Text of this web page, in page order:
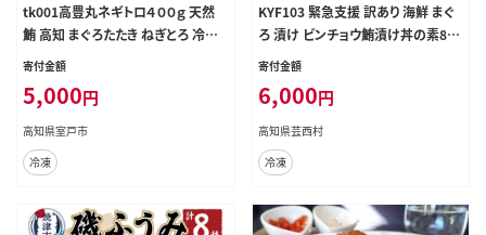
tk001高豊丸ネギトロ４００ｇ 天然
鮪 高知 まぐろたたき ねぎとろ 冷凍
小分け 便利
寄付金額
5,000円
高知県室戸市
冷凍
KYF103 緊急支援 訳あり 海鮮 まぐ
ろ 漬け ビンチョウ鮪漬け丼の素80
ｇ×5P（順次出荷中） まぐろ（マグロ）
知 海鮮丼 パパッと 簡単 惣菜 そうざ
い 一人暮らし 人気 6000円 食べて
応援〈高知市共通返礼品〉
寄付金額
6,000円
高知県芸西村
冷凍